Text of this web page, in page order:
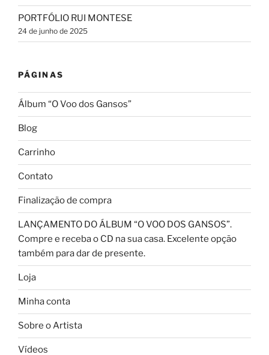
PORTFÓLIO RUI MONTESE
24 de junho de 2025
PÁGINAS
Álbum “O Voo dos Gansos”
Blog
Carrinho
Contato
Finalização de compra
LANÇAMENTO DO ÁLBUM “O VOO DOS GANSOS”.
Compre e receba o CD na sua casa. Excelente opção
também para dar de presente.
Loja
Minha conta
Sobre o Artista
Vídeos